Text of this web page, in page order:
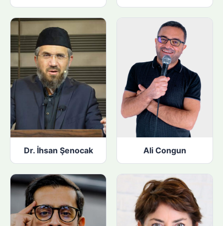
Dr. İhsan Şenocak Ali Congun